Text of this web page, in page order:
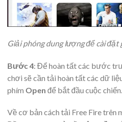
Giải phóng dung lượng để cài đặt
Bước 4: Để hoàn tất các bước
chơi sẽ cần tải hoàn tất các dữ
phím Open để bắt đầu cuộc chiến.
Về cơ bản cách tải Free Fire trên